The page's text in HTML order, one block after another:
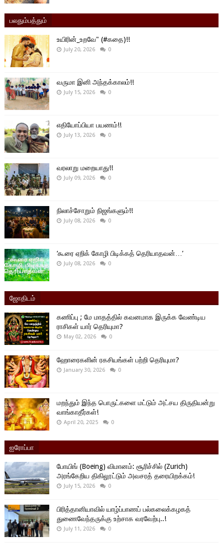
பலதும்பத்தும்
உயிரின்_உறவே" (#கதை)!!
July 20, 2026 0
வருமா இனி அந்தக்காலம்!!
July 15, 2026 0
எதியோப்பியா பயணம்!!
July 13, 2026 0
வரலாறு மறையாது!!
July 09, 2026 0
நிலாச்சோறும் நிஜங்களும்!!
July 08, 2026 0
‘கூரை ஏறிக் கோழி பிடிக்கத் தெரியாதவன்…’
July 08, 2026 0
ஜோதிடம்
கணிப்பு ; மே மாதத்தில் கவனமாக இருக்க வேண்டிய
ராசிகள் யார் தெரியுமா?
May 02, 2026 0
ஹோரைகளின் ரகசியங்கள் பற்றி தெரியுமா?
January 30, 2026 0
மறந்தும் இந்த பொருட்களை மட்டும் அட்சய திருதியன்று
வாங்காதீர்கள்!
April 20, 2025 0
ஐரோப்பா
போயிங் (Boeing) விமானம்: சூரிச்சில் (Zurich)
அரங்கேறிய திகிலூட்டும் அவசரத் தரையிறக்கம்!
July 15, 2026 0
பிரித்தானியாவில் யாழ்ப்பாணப் பல்கலைக்கழகத்
துணைவேந்தருக்கு உற்சாக வரவேற்பு..!
July 11, 2026 0